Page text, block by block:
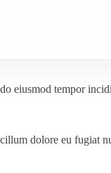
eiusmod tempor
dolore eu fugiat